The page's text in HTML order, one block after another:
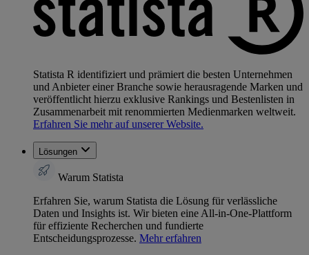
Statista R identifiziert und prämiert die besten Unternehmen
und Anbieter einer Branche sowie herausragende Marken und
veröffentlicht hierzu exklusive Rankings und Bestenlisten in
Zusammenarbeit mit renommierten Medienmarken weltweit.
Erfahren Sie mehr auf unserer Website.
Lösungen
Warum Statista
Erfahren Sie, warum Statista die Lösung für verlässliche
Daten und Insights ist. Wir bieten eine All-in-One-Plattform
für effiziente Recherchen und fundierte
Entscheidungsprozesse. Mehr erfahren